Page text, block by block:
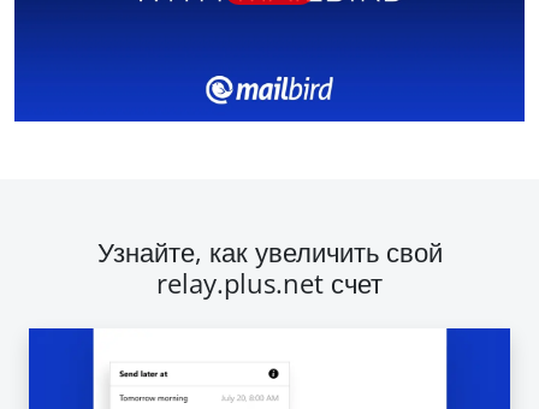
Узнайте, как увеличить свой
relay.plus.net счет